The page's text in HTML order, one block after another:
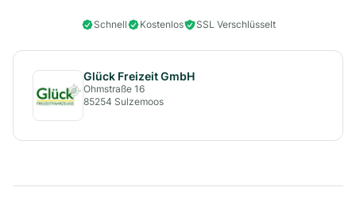
Schnell Kostenlos SSL Verschlüsselt
Glück Freizeit GmbH
Ohmstraße 16
85254 Sulzemoos